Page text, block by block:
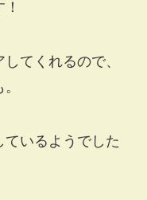
てくれるので、
いるようでした